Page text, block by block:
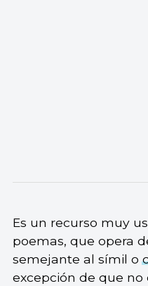
Es un recurso muy
poemas, que opera
semejante al símil o
excepción de que